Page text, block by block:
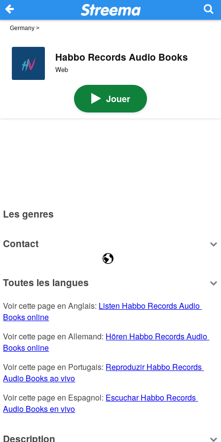
Germany >
Habbo Records Audio Books
Web
Jouer
Les genres
Contact
Toutes les langues
Voir cette page en Anglais: Listen Habbo Records Audio
Books online
Voir cette page en Allemand: Hören Habbo Records Audio
Books online
Voir cette page en Portugais: Reproduzir Habbo Records
Audio Books ao vivo
Voir cette page en Espagnol: Escuchar Habbo Records
Audio Books en vivo
Description